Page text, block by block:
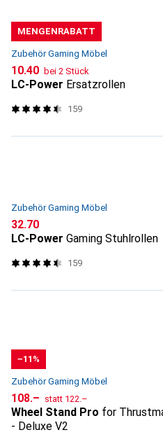
MENGENRABATT
Zubehör Gaming Möbel
CHF
10.40 bei 2 Stück
LC-Power Ersatzrollen
159
Zubehör Gaming Möbel
CHF
32.70
LC-Power Gaming Stuhlrollen
159
−11%
Zubehör Gaming Möbel
CHF
108.– statt CHF
122.–
Wheel Stand Pro for
- Deluxe V2